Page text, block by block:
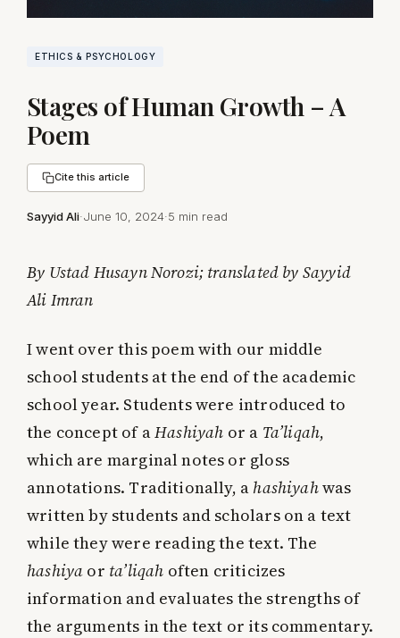
ETHICS & PSYCHOLOGY
Stages of Human Growth – A
Poem
Cite this article
Sayyid Ali·June 10, 2024·5 min read
By Ustad Husayn Norozi; translated by Sayyid
Ali Imran
I went over this poem with our middle
school students at the end of the academic
school year. Students were introduced to
the concept of aHashiyah or a Ta’liqah,
which are marginal notes or gloss
annotations. Traditionally, a hashiyahwas
written by students and scholars on a text
while they were reading the text. The
hashiya or ta’liqah often criticizes
information and evaluates the strengths of
the arguments in the text or its commentary.